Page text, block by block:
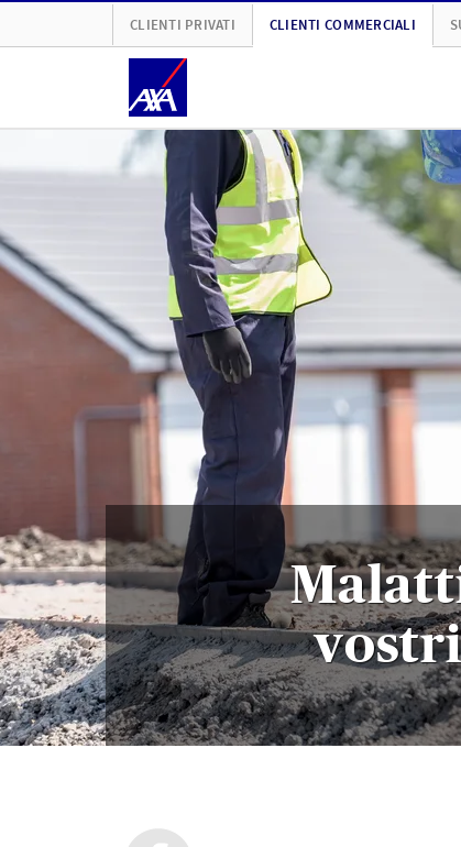
CLIENTI PRIVATI CLIENTI COMMERCIALI